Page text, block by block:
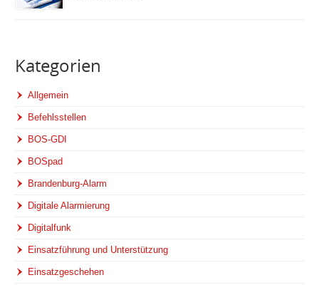
Kategorien
Allgemein
Befehlsstellen
BOS-GDI
BOSpad
Brandenburg-Alarm
Digitale Alarmierung
Digitalfunk
Einsatzführung und Unterstützung
Einsatzgeschehen